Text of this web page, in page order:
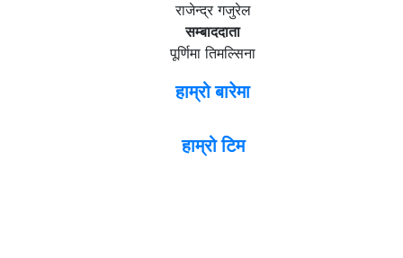
राजेन्द्र गजुरेल
सम्बाददाता
पूर्णिमा तिमल्सिना
हाम्रो बारेमा
हाम्रो टिम